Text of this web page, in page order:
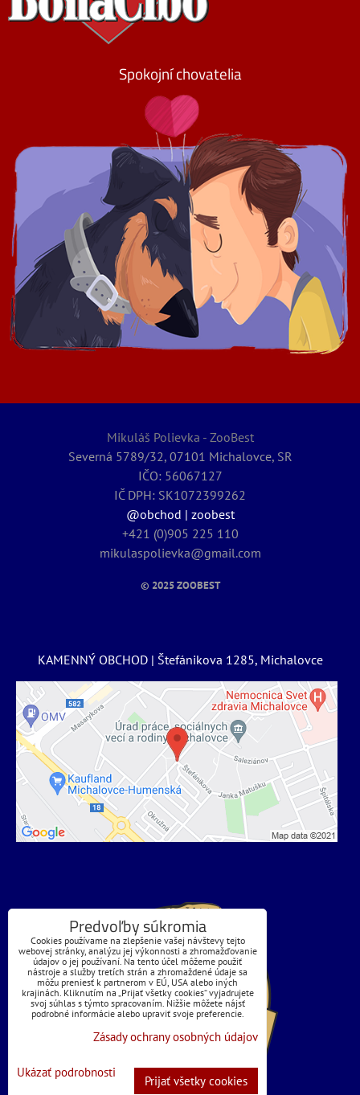
Spokojní chovatelia
Mikuláš Polievka - ZooBest
Severná 5789/32, 07101 Michalovce, SR
IČO: 56067127
IČ DPH: SK1072399262
@obchod | zoobest
+421 (0)905 225 110
mikulaspolievka@gmail.com
© 2025ZOOBEST
KAMENNÝ OBCHOD | Štefánikova 1285, Michalovce
Predvoľby súkromia
Cookies používame na zlepšenie vašej návštevy tejto
webovej stránky, analýzu jej výkonnosti a zhromažďovanie
údajov o jej používaní. Na tento účel môžeme použiť
nástroje a služby tretích strán a zhromaždené údaje sa
môžu preniesť k partnerom v EÚ, USA alebo iných
krajinách. Kliknutím na „Prijať všetky cookies“ vyjadrujete
svoj súhlas s týmto spracovaním. Nižšie môžete nájsť
podrobné informácie alebo upraviť svoje preferencie.
Zásady ochrany osobných údajov
Ukázať podrobnosti
Prijať všetky cookies